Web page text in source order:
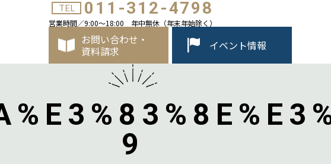
TEL 011-312-4798
営業時間／9:00～18:00 年中無休（年末年始除く）
お問い合わせ・
資料請求
イベント情報
9